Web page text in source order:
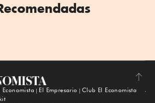
Subir
Economista El Empresario
Club El Economista